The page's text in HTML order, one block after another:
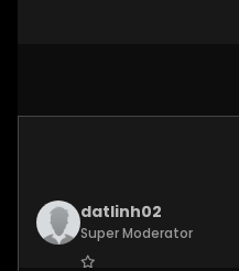
datlinh02
Super Moderator